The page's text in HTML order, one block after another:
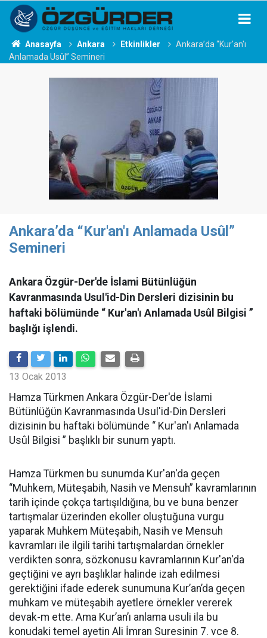
Anasayfa Ankara Etkinlikler
Ankara’da “Kur'an'ı
Anlamada Usûl” Semineri
Ankara’da “Kur'an'ı Anlamada Usûl”
Semineri
Ankara Özgür-Der'de İslami Bütünlüğün
Kavranmasında Usul'id-Din Dersleri dizisinin bu
haftaki bölümünde “ Kur'an'ı Anlamada Usûl Bilgisi ”
başlığı işlendi.
13 Ocak 2013
Hamza Türkmen Ankara Özgür-Der'de İslami
Bütünlüğün Kavranmasında Usul'id-Din Dersleri
dizisinin bu haftaki bölümünde “ Kur'an'ı Anlamada
Usûl Bilgisi ” başlıklı bir sunum yaptı.
Hamza Türkmen bu sunumda Kur'an'da geçen
“Muhkem, Müteşabih, Nasih ve Mensuh” kavramlarının
tarih içinde çokça tartışıldığına, bu ve buna benzer
tartışmalar üzerinden ekoller oluştuğuna vurgu
yaparak Muhkem Müteşabih, Nasih ve Mensuh
kavramları ile ilgili tarihi tartışmalardan örnekler
verdikten sonra, sözkonusu kavramlarının Kur'an'da
geçtiğini ve ayrı başlıklar halinde izah edilmesi
gerektiğini ifade ederek sunumuna Kur’an’da geçen
muhkam ve müteşabih ayetlere örnekler vererek
devak-m ette. Ama Kur’an’ı anlama usuli ila bu
konudaki temel ayetin Ali İmran Suresinin 7. vce 8.